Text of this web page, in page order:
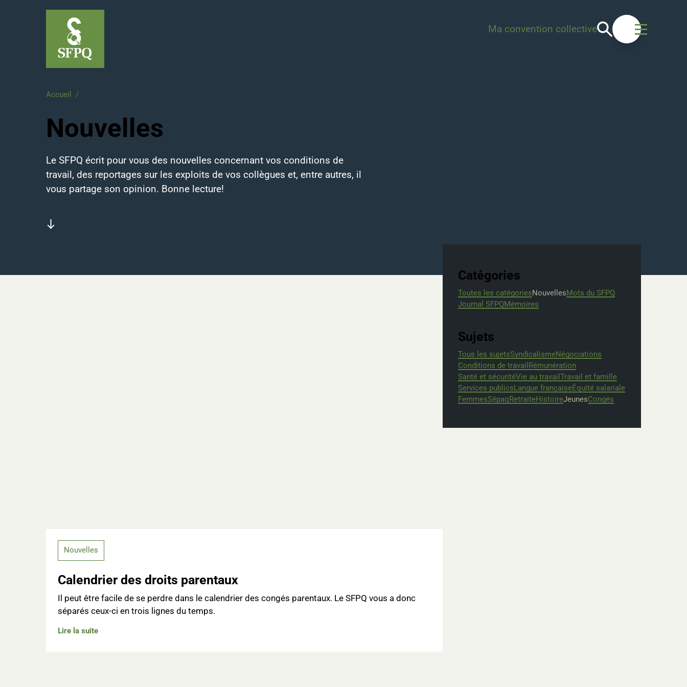
Ma convention collectiveRecherche
Ouvrir le
Accueil /
Nouvelles
Le SFPQ écrit pour vous des nouvelles concernant vos conditions de
travail, des reportages sur les exploits de vos collègues et, entre autres, il
vous partage son opinion. Bonne lecture!
Catégories
Toutes les catégoriesNouvellesMots du SFPQ
Journal SFPQMémoires
Sujets
Tous les sujetsSyndicalismeNégociations
Conditions de travail Rémunération
Santé et sécuritéVie au travail Travail et famille
Services publicsLangue françaiseÉquité salariale
FemmesSépaqRetraiteHistoireJeunesCongés
Nouvelles
Calendrier des droits parentaux
Il peut être facile de se perdre dans le calendrier des congés parentaux. Le SFPQ vous a donc
séparés ceux-ci en trois lignes du temps.
Lire la suite